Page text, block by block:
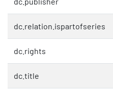
dc.relation.ispartofseries
dc.rights
dc.title